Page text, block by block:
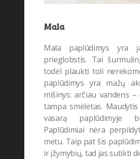
Mala
Mala paplūdimys yra
prieglobstis. Tai
todėl plaukti toli
paplūdimys yra mažų
mišinys: arčiau vandens
tampa smėlėtas.
vasarą paplūdimyje
Paplūdimiai nėra
metu. Taip pat šis
ir įžymybių, tad jas sutikti